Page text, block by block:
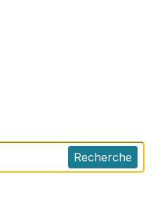
Recherche